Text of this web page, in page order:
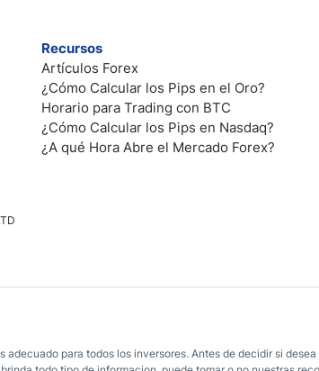
Recursos
Artículos Forex
¿Cómo Calcular los Pips en el Oro?
Horario para Trading con BTC
¿Cómo Calcular los Pips en Nasdaq?
¿A qué Hora Abre el Mercado Forex?
adecuado para todos los inversores. Antes de decidir si